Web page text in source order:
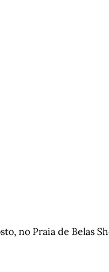
no Praia de Belas